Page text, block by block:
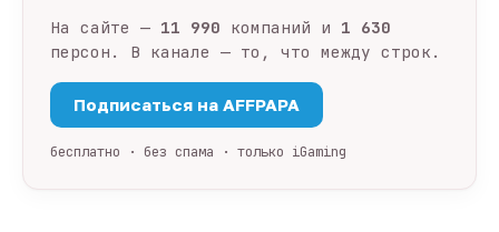
На сайте — 11 990 компаний и 1 630
персон. В канале — то, что между строк.
Подписаться на AFFPAPA
бесплатно · без спама · только iGaming